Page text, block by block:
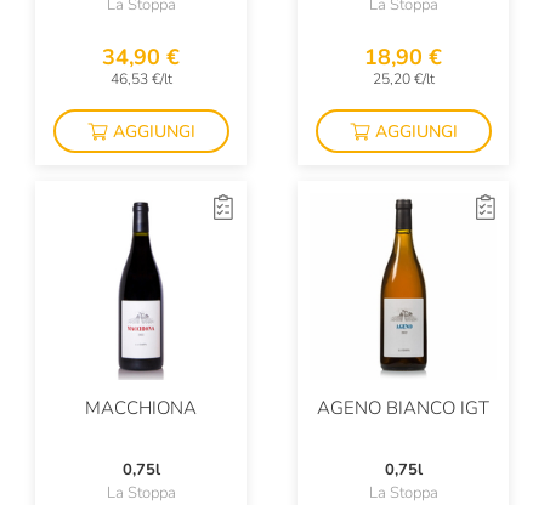
Bruno Paillard
Bruno Ribadi
Buondonno
Burlotto Giancarlo
Ca' Del Bosco
La Stoppa
34,90 €
46,53 €/lt
AGGIUNGI
La Stoppa
18,90 €
25,20 €/lt
AGGIUNGI
MACCHIONA
0,75l
La Stoppa
AGENO BIANCO IGT
0,75l
La Stoppa